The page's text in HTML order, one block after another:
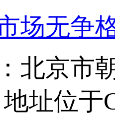
场无争
北京市
地址位